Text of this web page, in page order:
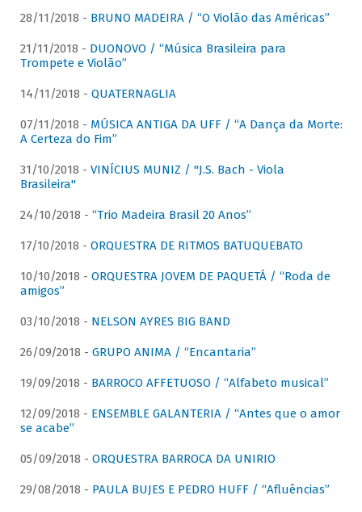
28/11/2018 - BRUNO MADEIRA / “O Violão das Américas”
21/11/2018 - DUONOVO / “Música Brasileira para
Trompete e Violão”
14/11/2018 - QUATERNAGLIA
07/11/2018 - MÚSICA ANTIGA DA UFF / “A Dança da Morte:
A Certeza do Fim”
31/10/2018 - VINÍCIUS MUNIZ / "J.S. Bach - Viola
Brasileira"
24/10/2018 - “Trio Madeira Brasil 20 Anos”
17/10/2018 - ORQUESTRA DE RITMOS BATUQUEBATO
10/10/2018 - ORQUESTRA JOVEM DE PAQUETÁ / “Roda de
amigos”
03/10/2018 - NELSON AYRES BIG BAND
26/09/2018 - GRUPO ANIMA / “Encantaria”
19/09/2018 - BARROCO AFFETUOSO / “Alfabeto musical”
12/09/2018 - ENSEMBLE GALANTERIA / “Antes que o amor
se acabe”
05/09/2018 - ORQUESTRA BARROCA DA UNIRIO
29/08/2018 - PAULA BUJES E PEDRO HUFF / “Afluências”